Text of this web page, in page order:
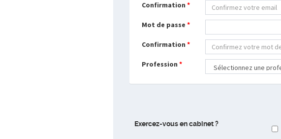
Confirmation *
Mot de passe *
Confirmation *
Profession *
Exercez-vous en cabinet ?